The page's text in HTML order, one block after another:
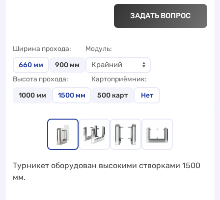
ЗАДАТЬ ВОПРОС
Ширина прохода
660 мм 900 мм
Модуль
Высота прохода
1000 мм 1500 мм
Картоприёмник
500 карт
Нет
Турникет оборудован высокими створками 1500
мм.